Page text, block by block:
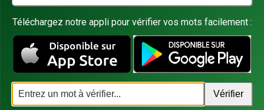
Téléchargez notre appli pour vérifier vos mots facilement :